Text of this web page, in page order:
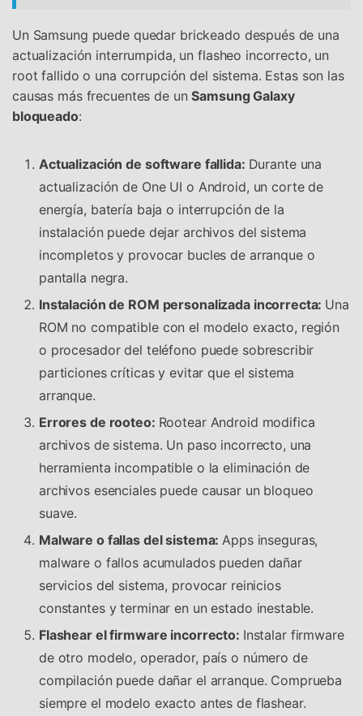
Un Samsung puede quedar brickeado después de una
actualización interrumpida, un flasheo incorrecto, un
root fallido o una corrupción del sistema. Estas son las
causas más frecuentes de unSamsung Galaxy
bloqueado:
Actualización de software fallida: Durante una
actualización de One UI o Android, un corte de
energía, batería baja o interrupción de la
instalación puede dejar archivos del sistema
incompletos y provocar bucles de arranque o
pantalla negra.
Instalación de ROM personalizada incorrecta: Una
ROM no compatible con el modelo exacto, región
o procesador del teléfono puede sobrescribir
particiones críticas y evitar que el sistema
arranque.
Errores de rooteo: Rootear Android modifica
archivos de sistema. Un paso incorrecto, una
herramienta incompatible o la eliminación de
archivos esenciales puede causar un bloqueo
suave.
Malware o fallas del sistema:Apps inseguras,
malware o fallos acumulados pueden dañar
servicios del sistema, provocar reinicios
constantes y terminar en un estado inestable.
Flashear el firmware incorrecto: Instalar firmware
de otro modelo, operador, país o número de
compilación puede dañar el arranque. Comprueba
siempre el modelo exacto antes de flashear.